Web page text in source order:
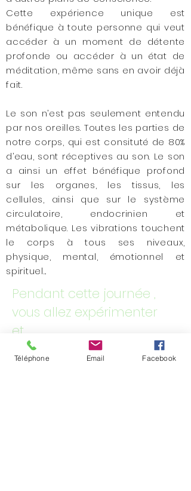
Cette expérience unique est
bénéfique à toute personne qui veut
accéder à un moment de détente
profonde ou accéder à un état de
méditation, même sans en avoir déjà
fait.
Le son n’est pas seulement entendu
par nos oreilles. Toutes les parties de
notre corps, qui est consituté de 80%
d’eau, sont réceptives au son. Le son
a ainsi un effet bénéfique profond
sur les organes, les tissus, les
cellules, ainsi que sur le système
circulatoire, endocrinien et
métabolique. Les vibrations touchent
le corps à tous ses niveaux,
physique, mental, émotionnel et
spirituel...
Pendant cette journée ,
vous allez expérimenter
et ...
Habiter pleinement votre Corps et
Téléphone Email Facebook